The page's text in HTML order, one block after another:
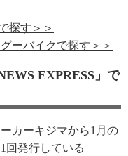
探す＞＞
ーバイクで探す＞＞
EXPRESS」で
カーキジマから1月の
回発行している